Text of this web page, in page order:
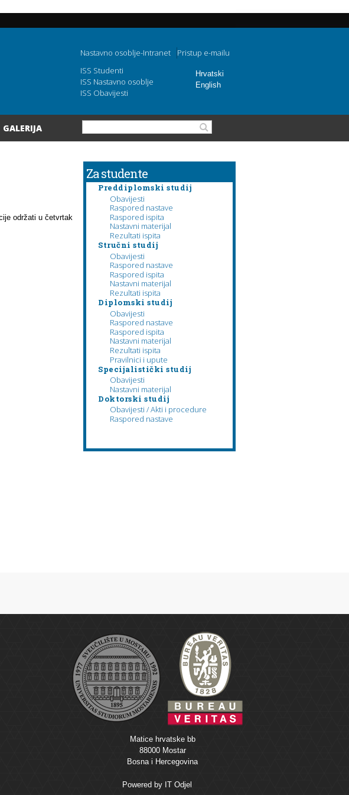
Hrvatski
English
Nastavno osoblje-Intranet
Pristup e-mailu
ISS Studenti
ISS Nastavno osoblje
ISS Obavijesti
GALERIJA Obrazac pretraživanja
održati u četvrtak
Za studente
Preddiplomski studij
Obavijesti
Raspored nastave
Raspored ispita
Nastavni materijal
Rezultati ispita
Stručni studij
Obavijesti
Raspored nastave
Raspored ispita
Nastavni materijal
Rezultati ispita
Diplomski studij
Obavijesti
Raspored nastave
Raspored ispita
Nastavni materijal
Rezultati ispita
Pravilnici i upute
Specijalistički studij
Obavijesti
Nastavni materijal
Doktorski studij
Obavijesti / Akti i procedure
Raspored nastave
Matice hrvatske bb
88000 Mostar
Bosna i Hercegovina
Powered by IT Odjel